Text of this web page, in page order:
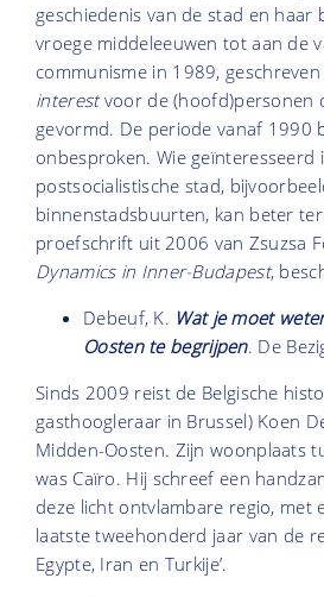
geschiedenis van de stad en haar
vroege middeleeuwen tot aan de
communisme in 1989, geschreven
interestvoor de (hoofd)personen
gevormd. De periode vanaf 1990
onbesproken. Wie geïnteresseerd
postsocialistische stad,
binnenstadsbuurten, kan beter
proefschrift uit 2006 van Zsuzsa
Dynamics in Inner-Budapest,
Debeuf, K. Wat je moet
Oosten te begrijpen. De
Sinds 2009 reist de Belgische
gasthoogleraar in Brussel) Koen
Midden-Oosten. Zijn woonplaats
was Caïro. Hij schreef een
deze licht ontvlambare regio, met
laatste tweehonderd jaar van de
Egypte, Iran en Turkije’.